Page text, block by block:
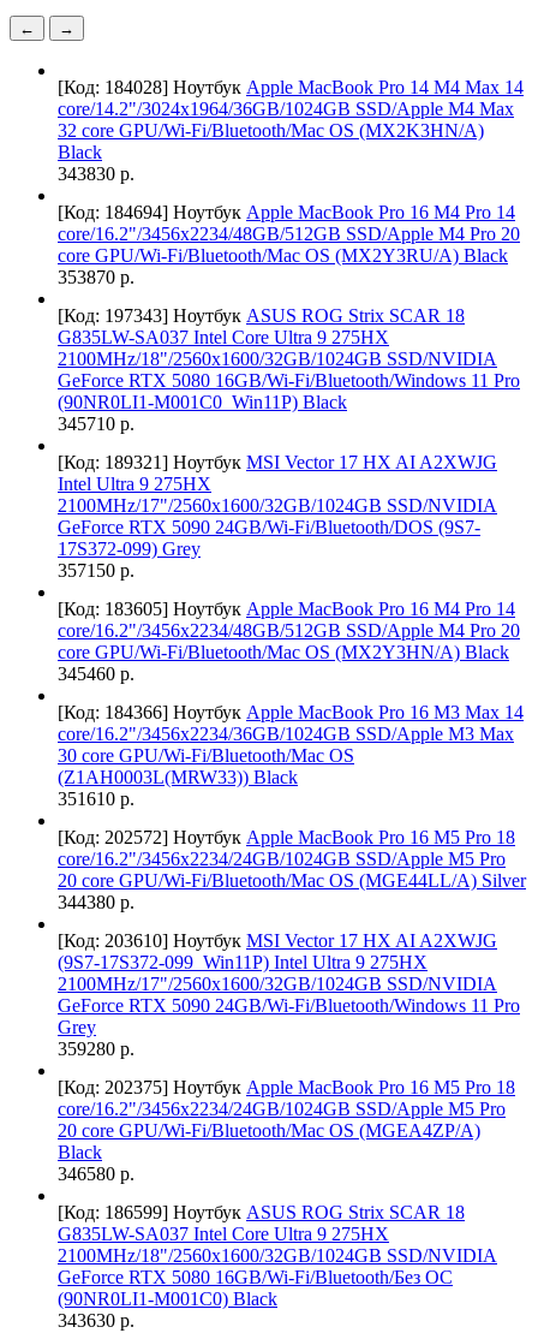
← →
[Код: 184028] Ноутбук Apple MacBook Pro 14 M4 Max 14
core/14.2"/3024x1964/36GB/1024GB SSD/Apple M4 Max
32 core GPU/Wi-Fi/Bluetooth/Mac OS (MX2K3HN/A)
Black
343830 р.
[Код: 184694] Ноутбук Apple MacBook Pro 16 M4 Pro 14
core/16.2"/3456x2234/48GB/512GB SSD/Apple M4 Pro 20
core GPU/Wi-Fi/Bluetooth/Mac OS (MX2Y3RU/A) Black
353870 р.
[Код: 197343] Ноутбук ASUS ROG Strix SCAR 18
G835LW-SA037 Intel Core Ultra 9 275HX
2100MHz/18"/2560х1600/32GB/1024GB SSD/NVIDIA
GeForce RTX 5080 16GB/Wi-Fi/Bluetooth/Windows 11 Pro
(90NR0LI1-M001C0_Win11P) Black
345710 р.
[Код: 189321] Ноутбук MSI Vector 17 HX AI A2XWJG
Intel Ultra 9 275HX
2100MHz/17"/2560x1600/32GB/1024GB SSD/NVIDIA
GeForce RTX 5090 24GB/Wi-Fi/Bluetooth/DOS (9S7-
17S372-099) Grey
357150 р.
[Код: 183605] Ноутбук Apple MacBook Pro 16 M4 Pro 14
core/16.2"/3456x2234/48GB/512GB SSD/Apple M4 Pro 20
core GPU/Wi-Fi/Bluetooth/Mac OS (MX2Y3HN/A) Black
345460 р.
[Код: 184366] Ноутбук Apple MacBook Pro 16 M3 Max 14
core/16.2"/3456x2234/36GB/1024GB SSD/Apple M3 Max
30 core GPU/Wi-Fi/Bluetooth/Mac OS
(Z1AH0003L(MRW33)) Black
351610 р.
[Код: 202572] Ноутбук Apple MacBook Pro 16 M5 Pro 18
core/16.2"/3456x2234/24GB/1024GB SSD/Apple M5 Pro
20 core GPU/Wi-Fi/Bluetooth/Mac OS (MGE44LL/A) Silver
344380 р.
[Код: 203610] Ноутбук MSI Vector 17 HX AI A2XWJG
(9S7-17S372-099_Win11P) Intel Ultra 9 275HX
2100MHz/17"/2560x1600/32GB/1024GB SSD/NVIDIA
GeForce RTX 5090 24GB/Wi-Fi/Bluetooth/Windows 11 Pro
Grey
359280 р.
[Код: 202375] Ноутбук Apple MacBook Pro 16 M5 Pro 18
core/16.2"/3456x2234/24GB/1024GB SSD/Apple M5 Pro
20 core GPU/Wi-Fi/Bluetooth/Mac OS (MGEA4ZP/A)
Black
346580 р.
[Код: 186599] Ноутбук ASUS ROG Strix SCAR 18
G835LW-SA037 Intel Core Ultra 9 275HX
2100MHz/18"/2560х1600/32GB/1024GB SSD/NVIDIA
GeForce RTX 5080 16GB/Wi-Fi/Bluetooth/Без ОС
(90NR0LI1-M001C0) Black
343630 р.